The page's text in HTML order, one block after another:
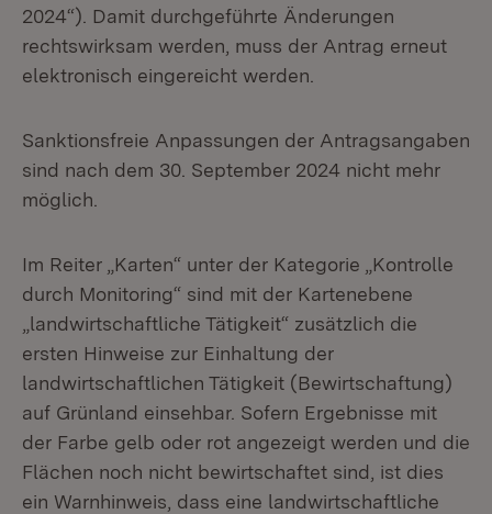
2024“). Damit durchgeführte Änderungen
rechtswirksam werden, muss der Antrag erneut
elektronisch eingereicht werden.
Sanktionsfreie Anpassungen der Antragsangaben
sind nach dem 30. September 2024 nicht mehr
möglich.
Im Reiter „Karten“ unter der Kategorie „Kontrolle
durch Monitoring“ sind mit der Kartenebene
„landwirtschaftliche Tätigkeit“ zusätzlich die
ersten Hinweise zur Einhaltung der
landwirtschaftlichen Tätigkeit (Bewirtschaftung)
auf Grünland einsehbar. Sofern Ergebnisse mit
der Farbe gelb oder rot angezeigt werden und die
Flächen noch nicht bewirtschaftet sind, ist dies
ein Warnhinweis, dass eine landwirtschaftliche